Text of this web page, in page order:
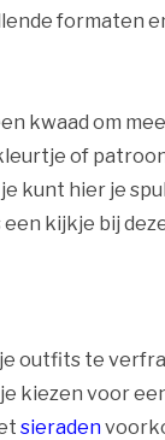
formaten
kwaad om
of
kunt hier je
een kijkje bij
outfits te
kiezen voor
sieraden